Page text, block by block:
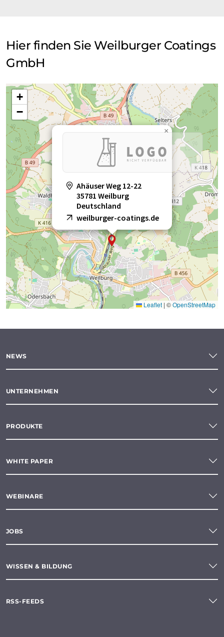
Hier finden Sie Weilburger Coatings
GmbH
Ahäuser Weg 12-22
35781 Weilburg
Deutschland
weilburger-coatings.de
×
+
−
Leaflet | ©OpenStreetMap
NEWS
UNTERNEHMEN
PRODUKTE
WHITE PAPER
WEBINARE
JOBS
WISSEN & BILDUNG
RSS-FEEDS